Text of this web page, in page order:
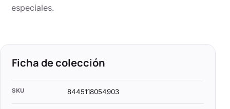
especiales.
Ficha de colección
SKU 8445118054903